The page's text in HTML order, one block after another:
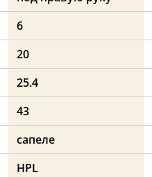
6
20
25.4
43
сапеле
HPL